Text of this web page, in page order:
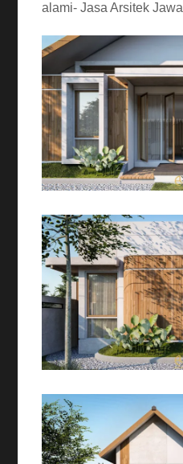
alami- Jasa Arsitek